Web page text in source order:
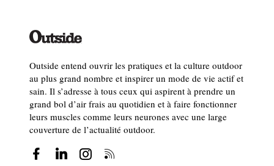
Outside entend ouvrir les pratiques et la culture outdoor
au plus grand nombre et inspirer un mode de vie actif et
sain. Il s’adresse à tous ceux qui aspirent à prendre un
grand bol d’air frais au quotidien et à faire fonctionner
leurs muscles comme leurs neurones avec une large
couverture de l’actualité outdoor.